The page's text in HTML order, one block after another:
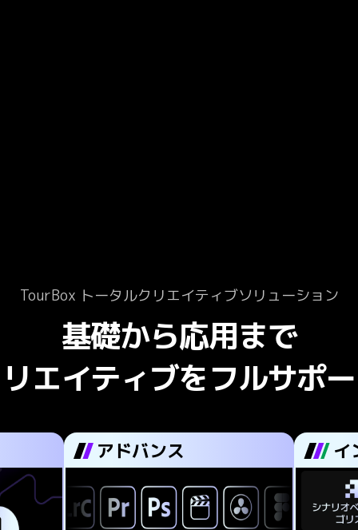
TourBox トータルクリエイティブソリューション
基礎から応用まで
エイティブをフルサポ
アドバンス イ